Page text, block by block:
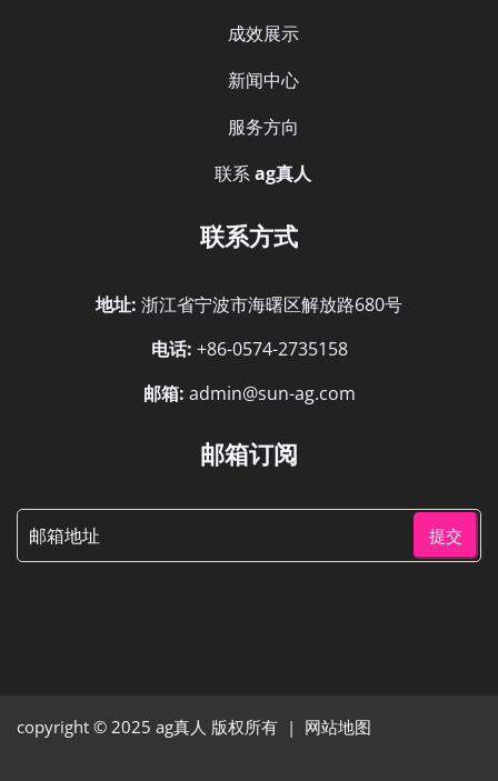
成效展示
新闻中心
服务方向
联系ag真人
联系方式
地址: 浙江省宁波市海曙区解放路680号
电话: +86-0574-2735158
邮箱: admin@sun-ag.com
邮箱订阅
提交
copyright © 2025 ag真人 版权所有 | 网站地图